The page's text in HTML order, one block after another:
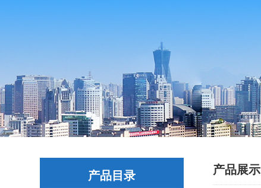
产品目录 产品展示